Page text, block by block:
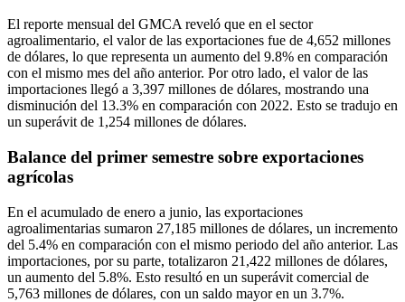
El reporte mensual del GMCA reveló que en el sector
agroalimentario, el valor de las exportaciones fue de 4,652 millones
de dólares, lo que representa un aumento del 9.8% en comparación
con el mismo mes del año anterior. Por otro lado, el valor de las
importaciones llegó a 3,397 millones de dólares, mostrando una
disminución del 13.3% en comparación con 2022. Esto se tradujo en
un superávit de 1,254 millones de dólares.
Balance del primer semestre sobre exportaciones
agrícolas
En el acumulado de enero a junio, las exportaciones
agroalimentarias sumaron 27,185 millones de dólares, un incremento
del 5.4% en comparación con el mismo periodo del año anterior. Las
importaciones, por su parte, totalizaron 21,422 millones de dólares,
un aumento del 5.8%. Esto resultó en un superávit comercial de
5,763 millones de dólares, con un saldo mayor en un 3.7%.